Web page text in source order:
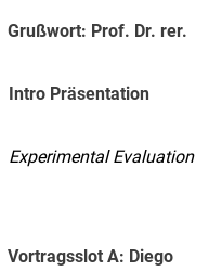
Grußwort: Prof. Dr. rer.
Intro Präsentation
Vortragsslot A: Diego